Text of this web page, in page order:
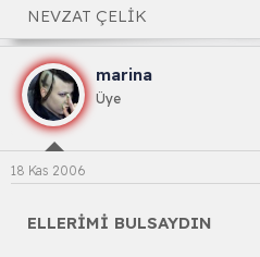
NEVZAT ÇELİK
marina
Üye
18 Kas 2006
ELLERİMİ BULSAYDIN